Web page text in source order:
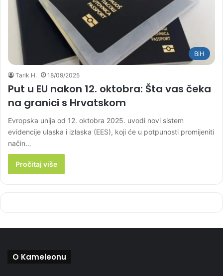
BiH
Tarik H. 18/09/2025
Put u EU nakon 12. oktobra: Šta vas čeka
na granici s Hrvatskom
Evropska unija od 12. oktobra 2025. uvodi novi sistem
evidencije ulaska i izlaska (EES), koji će u potpunosti promijeniti
način…
Pročitaj više
O Kameleonu